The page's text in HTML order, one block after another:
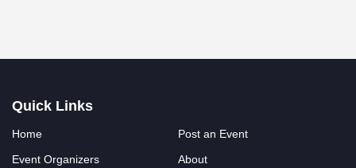
Quick Links
Home
Post an Event
Event Organizers
About